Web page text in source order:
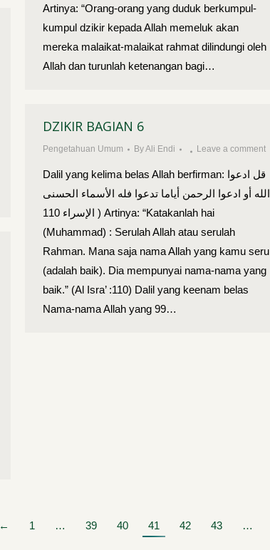
Artinya: “Orang-orang yang duduk berkumpul-
kumpul dzikir kepada Allah memeluk akan
mereka malaikat-malaikat rahmat dilindungi oleh
Allah dan turunlah ketenangan bagi…
DZIKIR BAGIAN 6
Pengetahuan Umum ByAli Endi Leave a comment
Dalil yang kelima belas Allah berfirman: قل ادعوا
الله أو ادعوا الرحمن أياما تدعوا فله الأسماء الحسنى
( الإسراء 110 Artinya: “Katakanlah hai
(Muhammad) : Serulah Allah atau serulah
Rahman. Mana saja nama Allah yang kamu seru
(adalah baik). Dia mempunyai nama-nama yang
baik.” (Al Isra’ :110) Dalil yang keenam belas
Nama-nama Allah yang 99…
← 1 … 39 40 41 42 43 …